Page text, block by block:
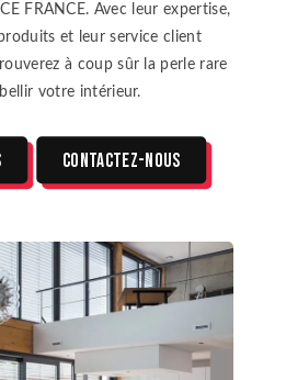
FRANCE. Avec leur expertise,
et leur service client
à coup sûr la perle rare
votre intérieur.
Contactez-nous